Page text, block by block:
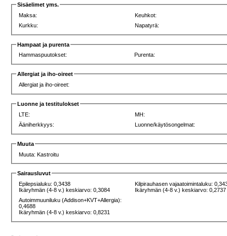
Sisäelimet yms.
Maksa:
Keuhkot:
Kurkku:
Napatyrä:
Hampaat ja purenta
Hammaspuutokset:
Purenta:
Allergiat ja iho-oireet
Allergiat ja iho-oireet:
Luonne ja testitulokset
LTE:
MH:
Ääniherkkyys:
Luonne/käytösongelmat:
Muuta
Muuta: Kastroitu
Sairausluvut
Epilepsialuku: 0,3438
Ikäryhmän (4-8 v.) keskiarvo: 0,3084
Kilpirauhasen vajaatoimintaluku:
Ikäryhmän (4-8 v.) keskiarvo: 0,2737
Autoimmuuniluku (Addison+KVT+Allergia):
0,4688
Ikäryhmän (4-8 v.) keskiarvo: 0,8231